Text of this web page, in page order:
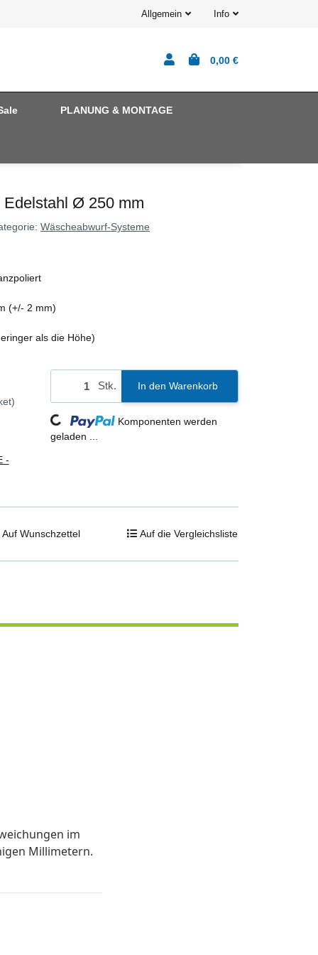
Allgemein Info
0,00 €
PLANUNG & MONTAGE
Ø 250 mm
Wäscheabwurf-Systeme
(+/- 2 mm)
als die Höhe)
-
Stk. In den Warenkorb
Loading...
Komponenten werden
geladen ...
Auf Wunschzettel Auf die Vergleichsliste
im
Millimetern.